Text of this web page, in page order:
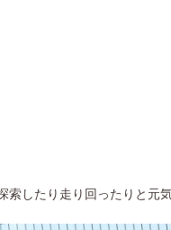
したり走り回ったりと元